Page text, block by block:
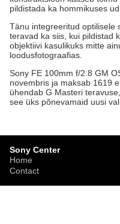
pildistada ka hommikuses
Tänu integreeritud optilisele
teravad ka siis, kui pildistad
objektiivi kasulikuks mitte
loodusfotograafias.
Sony FE 100mm f/2.8 GM
novembris ja maksab 1619
ühendab G Masteri
see üks põnevamaid uusi
Sony Center
Home
Contact